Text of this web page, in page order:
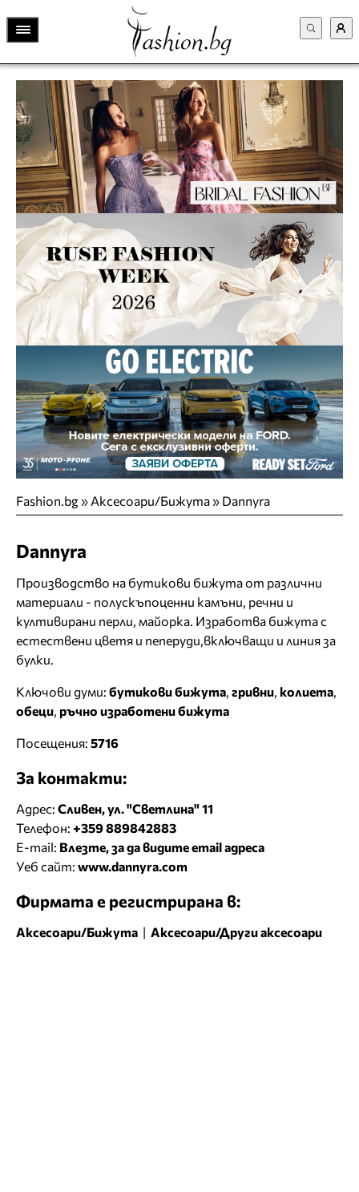
Fashion.bg» Аксесоари/Бижута» Dannyra
Dannyra
Производство на бутикови бижута от различни
материали - полускъпоценни камъни, речни и
култивирани перли, майорка. Изработва бижута с
естествени цветя и пеперуди,включващи и линия за
булки.
Ключови думи: бутикови бижута гривни колиета
обеци ръчно изработени бижута
Посещения: 5716
За контакти:
Адрес: Сливен, ул. "Светлина" 11
Телефон: +359 889842883
E-mail: Влезте, за да видите email адреса
Уеб сайт: www.dannyra.com
Фирмата е регистрирана в:
Аксесоари/Бижута | Аксесоари/Други аксесоари